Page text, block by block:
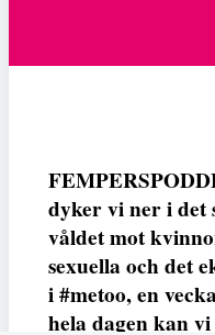
dyker vi ner i det
våldet mot
sexuella och det
i #metoo, en
hela dagen kan